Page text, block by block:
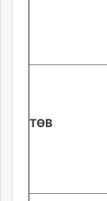
ТӨВ